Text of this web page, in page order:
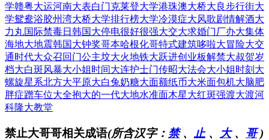
学赣粤大运河南大表白门克莱登大学港珠澳大桥大良步行街大
学鸳鸯浴胶州湾大桥大学排行榜大学冷漠症大风歌剧情解酒大
力丸国际禁毒日 韩国大停电很好很强大交大求婚门厂办大集体
海地大地震韩国大钟奖哥本哈根化哥特式建筑哆啦大冒险大交
通时代大众召回门公主坟大火地铁大跃进创业板解禁大叔贺岁
档大白斑风暴大小姐时间大连护士门传昭大法会大小姐时刻 大
螺旋星系北方大平原大白兔奶糖大面额纸币大米面包机大脑肥
胖症蹭车位大全抱大的一代大地水准面木星大红斑强渡大渡河
科隆大教堂
禁止大哥哥相关成语(所含汉字： 禁、 止、 大、 哥)